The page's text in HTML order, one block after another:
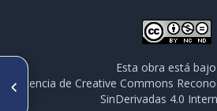
ARTÍCULO ANTERIOR
La próxima etapa de la revista
Esta obra está
licencia de Creative Commons
SinDerivadas 4.0